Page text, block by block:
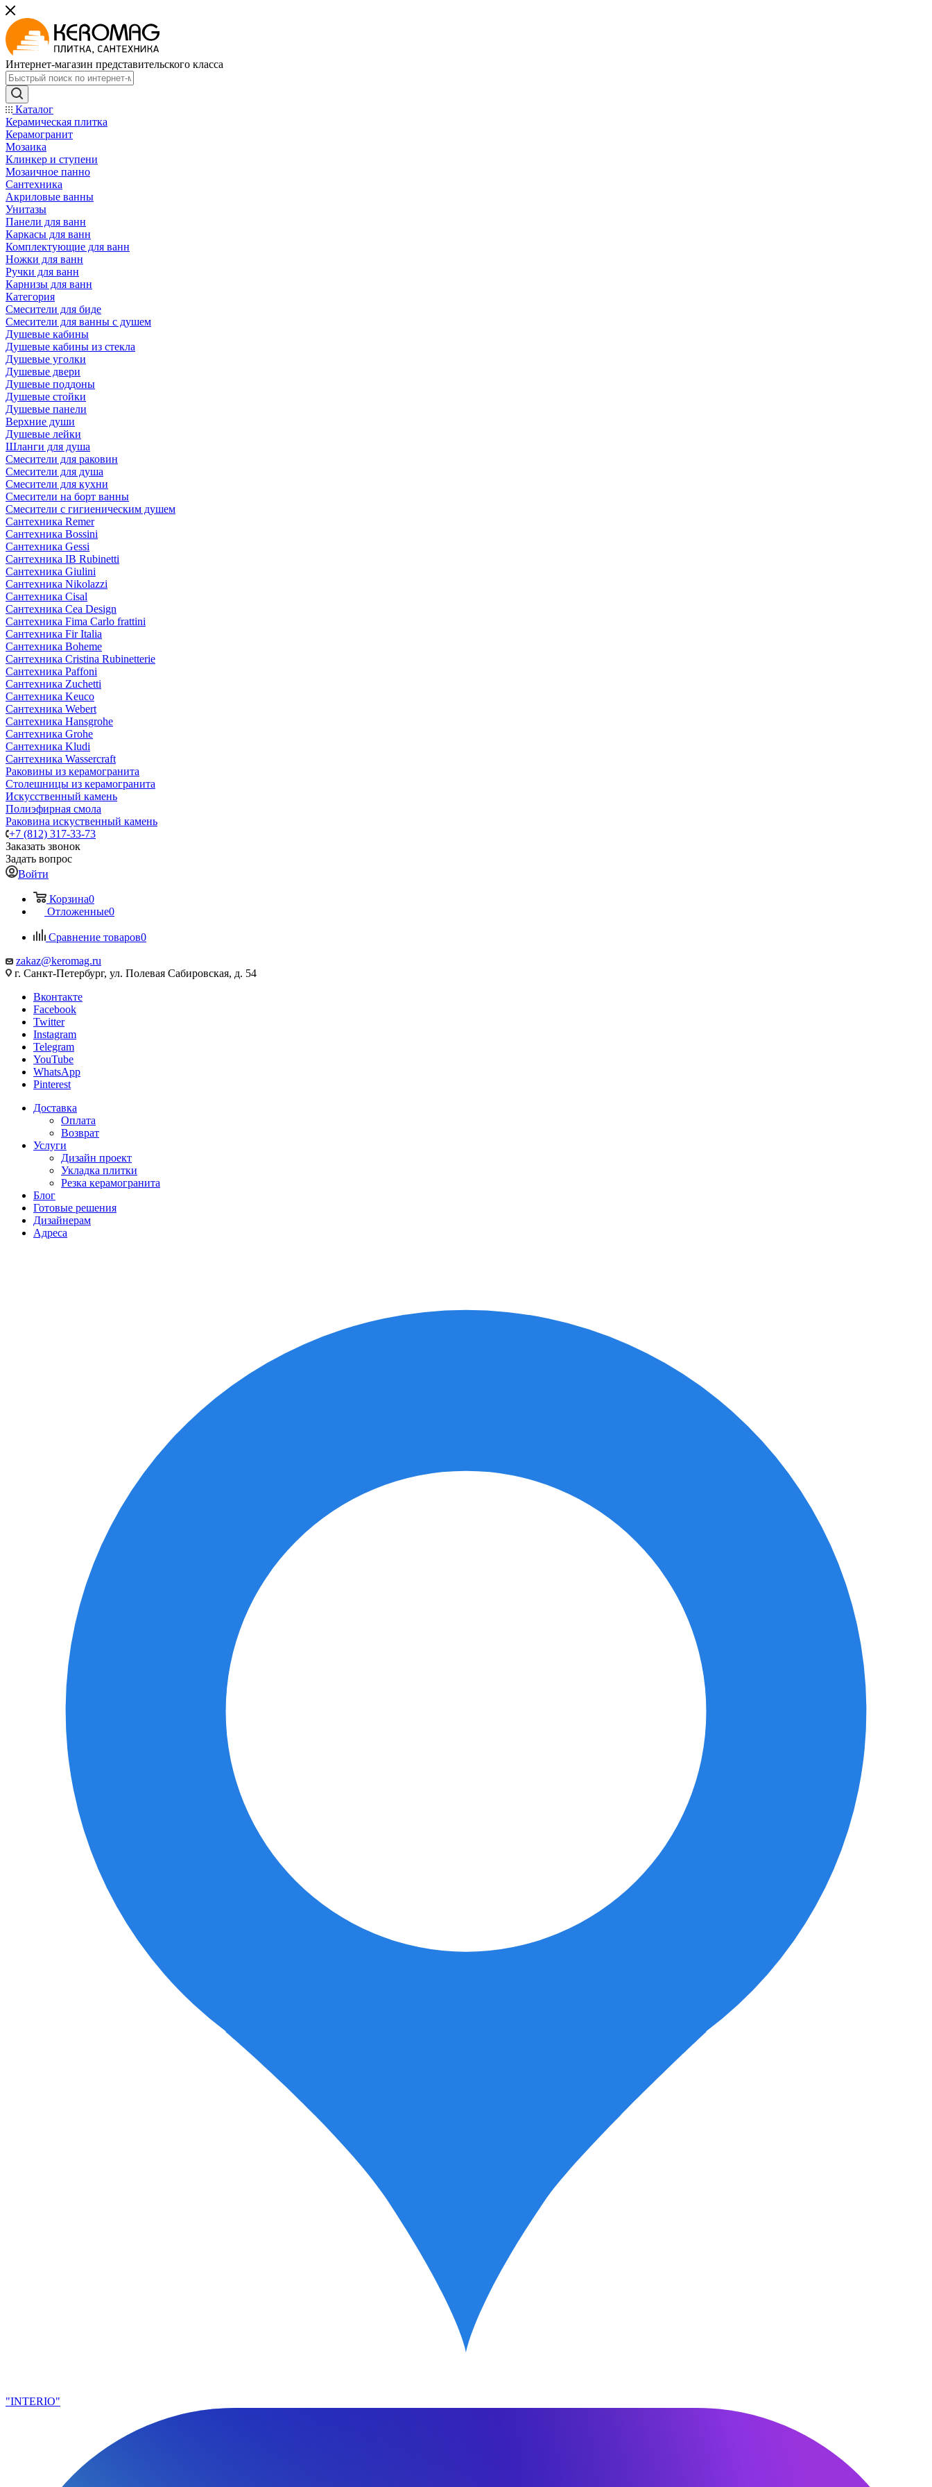
Интернет-магазин представительского класса
Каталог
Керамическая плитка
Керамогранит
Мозаика
Клинкер и ступени
Мозаичное панно
Сантехника
Акриловые ванны
Унитазы
Панели для ванн
Каркасы для ванн
Комплектующие для ванн
Ножки для ванн
Ручки для ванн
Карнизы для ванн
Категория
Смесители для биде
Смесители для ванны с душем
Душевые кабины
Душевые кабины из стекла
Душевые уголки
Душевые двери
Душевые поддоны
Душевые стойки
Душевые панели
Верхние души
Душевые лейки
Шланги для душа
Смесители для раковин
Смесители для душа
Смесители для кухни
Смесители на борт ванны
Смесители с гигиеническим душем
Сантехника Remer
Сантехника Bossini
Сантехника Gessi
Сантехника IB Rubinetti
Сантехника Giulini
Сантехника Nikolazzi
Сантехника Cisal
Сантехника Cea Design
Сантехника Fima Carlo frattini
Сантехника Fir Italia
Сантехника Boheme
Сантехника Cristina Rubinetterie
Сантехника Paffoni
Сантехника Zuchetti
Сантехника Keuco
Сантехника Webert
Сантехника Hansgrohe
Сантехника Grohe
Сантехника Kludi
Сантехника Wassercraft
Раковины из керамогранита
Столешницы из керамогранита
Искусственный камень
Полиэфирная смола
Раковина искуственный камень
+7 (812) 317-33-73
Заказать звонок
Задать вопрос
Войти
Корзина0
Отложенные0
Сравнение товаров0
zakaz@keromag.ru
г. Санкт-Петербург, ул. Полевая Сабировская, д. 54
Вконтакте
Facebook
Twitter
Instagram
Telegram
YouTube
WhatsApp
Pinterest
Доставка
Оплата
Возврат
Услуги
Дизайн проект
Укладка плитки
Резка керамогранита
Блог
Готовые решения
Дизайнерам
Адреса
"INTERIO"